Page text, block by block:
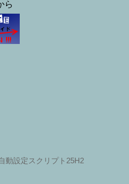
ら
動設定スクリプト25H2